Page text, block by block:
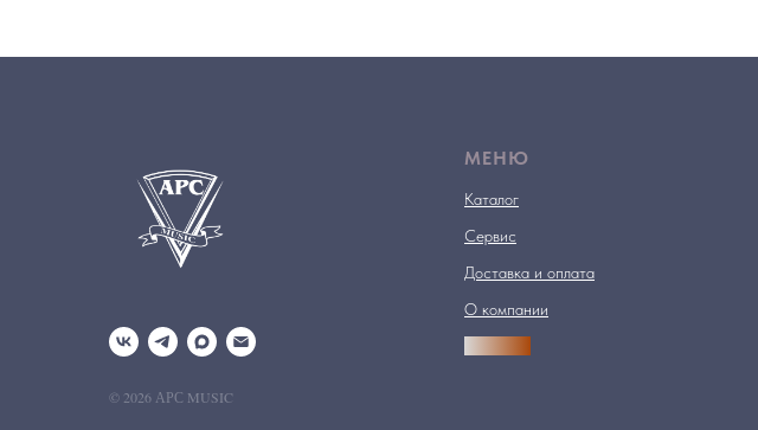
© 2026 АРС MUSIC
МЕНЮ
Каталог
Сервис
Доставка и оплата
О компании